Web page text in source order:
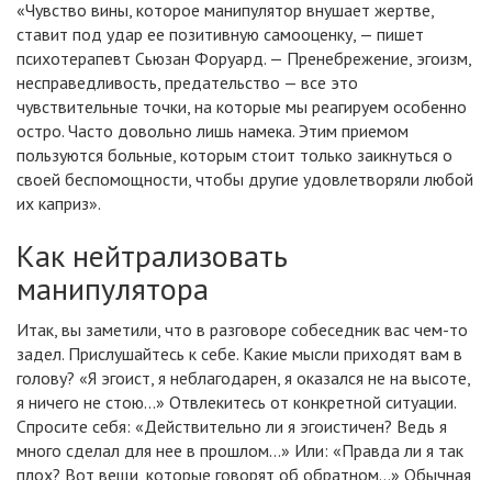
«Чувство вины, которое манипулятор внушает жертве,
ставит под удар ее позитивную самооценку, — пишет
психотерапевт Сьюзан Форуард. — Пренебрежение, эгоизм,
несправедливость, предательство — все это
чувствительные точки, на которые мы реагируем особенно
остро. Часто довольно лишь намека. Этим приемом
пользуются больные, которым стоит только заикнуться о
своей беспомощности, чтобы другие удовлетворяли любой
их каприз».
Как нейтрализовать
манипулятора
Итак, вы заметили, что в разговоре собеседник вас чем-то
задел. Прислушайтесь к себе. Какие мысли приходят вам в
голову? «Я эгоист, я неблагодарен, я оказался не на высоте,
я ничего не стою…» Отвлекитесь от конкретной ситуации.
Спросите себя: «Действительно ли я эгоистичен? Ведь я
много сделал для нее в прошлом…» Или: «Правда ли я так
плох? Вот вещи, которые говорят об обратном…» Обычная